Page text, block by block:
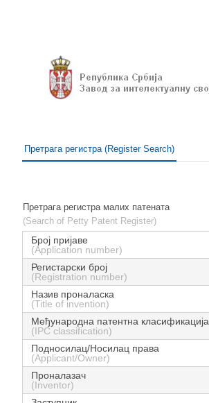
Претрага регистра (Register Search)
Претрага регистра малих патената
(Search of Petty Patent Register)
Број пријаве
(Application number)
Регистарски број
(Registration number)
Назив проналаска
(Title of invention)
Међународна патентна класификација
(IPC classification)
Подносилац/Носилац права
(Applicant/Owner)
Проналазач
(Inventor)